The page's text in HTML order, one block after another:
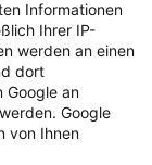
Informationen
Ihrer IP-
werden an einen
dort
Google an
Google
von Ihnen